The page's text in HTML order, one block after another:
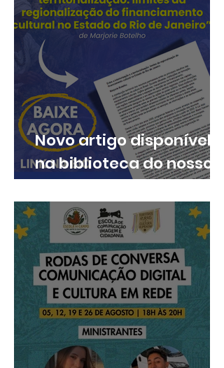
Novo artigo disponível
na biblioteca do nosso
site